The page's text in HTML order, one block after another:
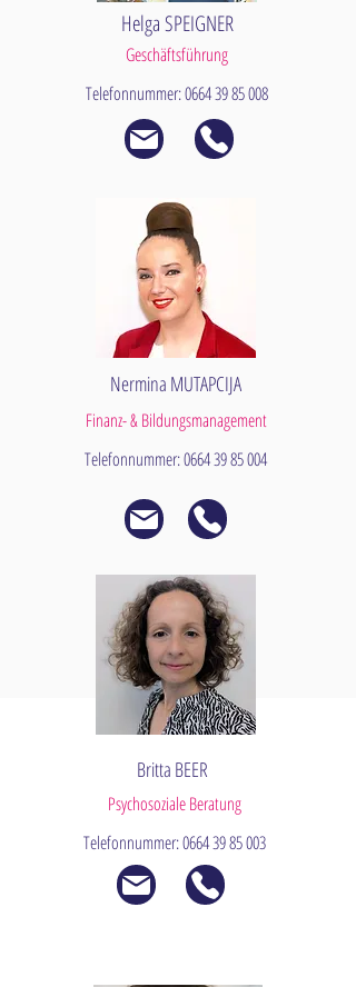
Helga SPEIGNER
Geschäftsführung
Telefonnummer:0664 39 85 008
Nermina MUTAPCIJA
Finanz- & Bildungsmanagement
Telefonnummer:0664 39 85 004
Britta BEER
Psychosoziale Beratung
Telefonnummer:0664 39 85 003